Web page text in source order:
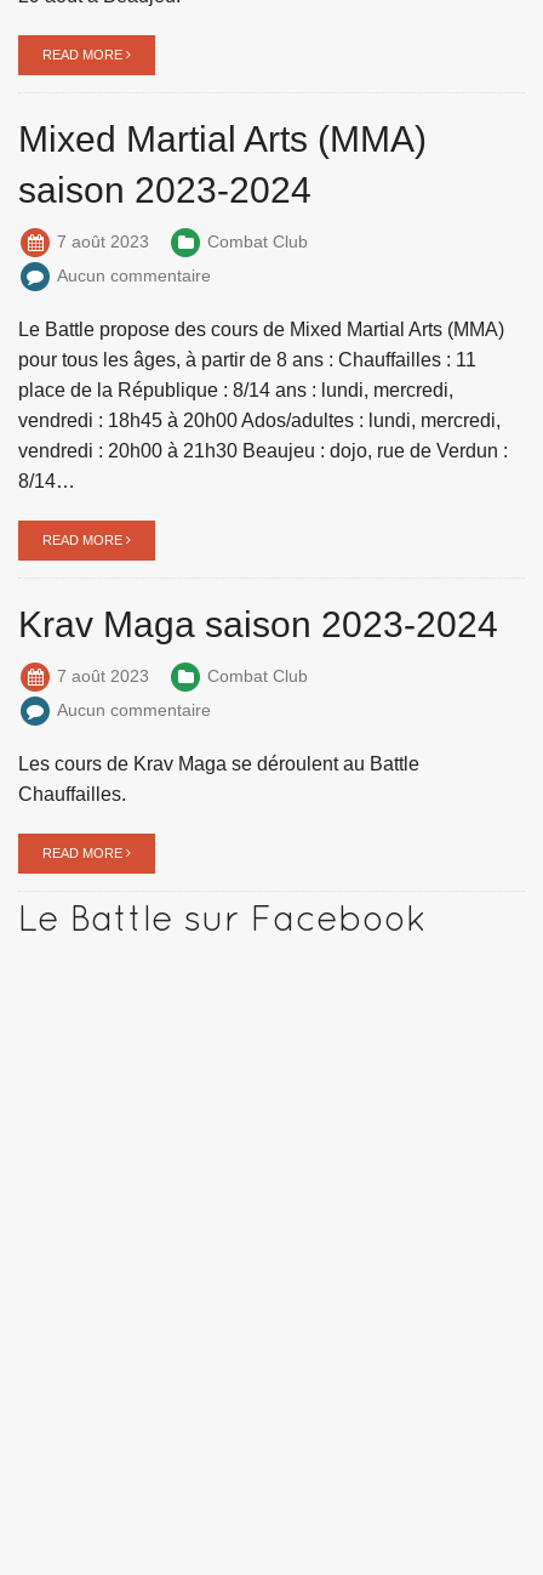
READ MORE
Mixed Martial Arts (MMA)
saison 2023-2024
7 août 2023
Combat Club
Aucun commentaire
Le Battle propose des cours de Mixed Martial Arts (MMA)
pour tous les âges, à partir de 8 ans : Chauffailles : 11
place de la République : 8/14 ans : lundi, mercredi,
vendredi : 18h45 à 20h00 Ados/adultes : lundi, mercredi,
vendredi : 20h00 à 21h30 Beaujeu : dojo, rue de Verdun :
8/14…
READ MORE
Krav Maga saison 2023-2024
7 août 2023
Combat Club
Aucun commentaire
Les cours de Krav Maga se déroulent au Battle
Chauffailles.
READ MORE
Le Battle sur Facebook